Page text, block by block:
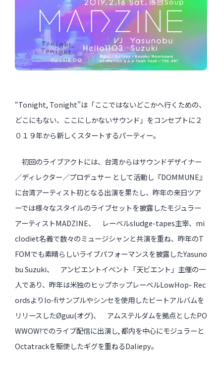
インタビュー
受講生・修了生の活動
展覧会アーカイブ
連載・コラム
近日開催のイベント・オープン講座・展覧会
イベント
オープン講座
過去のイベント・オープン講座・展覧会
過去のオープン講座
過去の展覧会
“Tonight, Tonight”は「ここではないどこかへ行くための、
どこにもない、ここにしかないサウンド」 をコンセプトに２
０１９年から新しくスタートするパーティー。
初回のライブアクトには、台湾からはサウンドデザイナー
／ディレクター／プロデュサー として活動し『DOMMUNE』
に台湾アーティスト初となる出演を果たし、 昨年の来日ツア
ーでは様々なスタイルのライブセットを披露したモジュラー
アーティストMADZINE、 レーベルsludge-tapes主宰、 mi
clodiet名義で数々のミュージシャンと共演を重ね、 昨年のT
FOMでも素晴らしいライブパフォーマンスを披露したYasuno
bu Suzuki、 アンビエントイベント「天ビエント」主催の一
人であり、 昨年は米独のヒップホップレーベルLowHop- Rec
ordsよりlo-fiサンプルやシンセを使用したビートアルバムを
リリースしたØguu(オグ)、 アムステルダムを拠点としたPO
WWOW!でのライブ配信に出演し, 都内を中心にモジュラーと
Octatrackを駆使したギグを重ねるDaliepy。